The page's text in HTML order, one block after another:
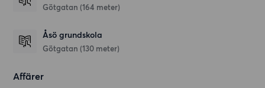
Götgatan (164 meter)
Åsö grundskola
Götgatan (130 meter)
Affärer